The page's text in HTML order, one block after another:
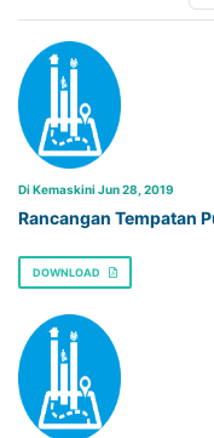
Di Kemaskini Jun 28, 2019
Rancangan Tempatan
DOWNLOAD